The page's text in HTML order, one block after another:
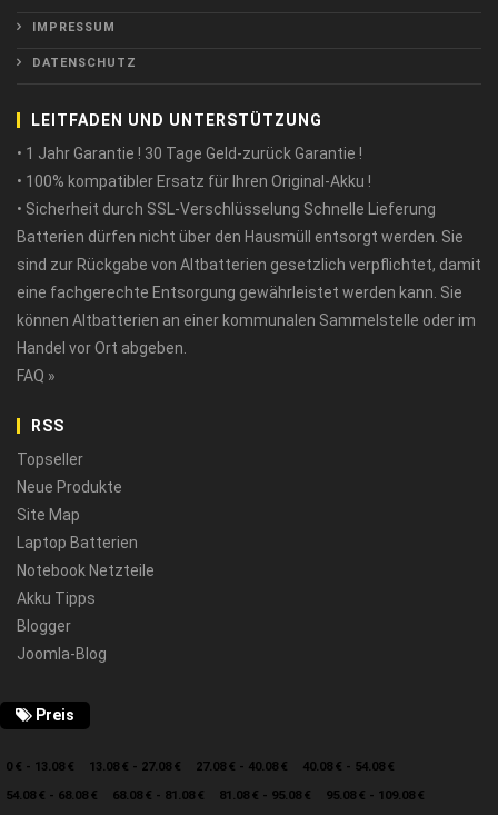
IMPRESSUM
DATENSCHUTZ
LEITFADEN UND UNTERSTÜTZUNG
• 1 Jahr Garantie ! 30 Tage Geld-zurück Garantie !
• 100% kompatibler Ersatz für Ihren Original-Akku !
• Sicherheit durch SSL-Verschlüsselung Schnelle Lieferung
Batterien dürfen nicht über den Hausmüll entsorgt werden. Sie
sind zur Rückgabe von Altbatterien gesetzlich verpflichtet, damit
eine fachgerechte Entsorgung gewährleistet werden kann. Sie
können Altbatterien an einer kommunalen Sammelstelle oder im
Handel vor Ort abgeben.
FAQ »
RSS
Topseller
Neue Produkte
Site Map
Laptop Batterien
Notebook Netzteile
Akku Tipps
Blogger
Joomla-Blog
Preis
0 € - 13.08 € 13.08 € - 27.08 € 27.08 € - 40.08 €
40.08 € - 54.08 €
54.08 € - 68.08 €
68.08 € - 81.08 € 81.08 € - 95.08 € 95.08 € - 109.08 €